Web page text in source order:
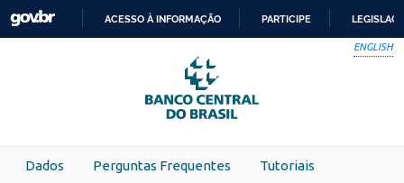
Skip to main content
PARA
O
CONTEÚDO
ACESSO À INFORMAÇÃO PARTICIPE
ENGLISH
Dados Perguntas Frequentes Tutoriais